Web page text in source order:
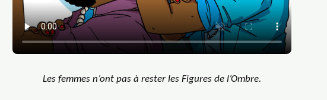
Les femmes n’ont pas à rester les Figures de l’Ombre.